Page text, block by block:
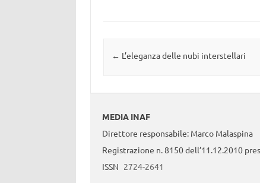
Navigazione articolo
← L’eleganza delle nubi interstellari
MEDIA INAF
Direttore responsabile: Marco Malaspina
Registrazione n. 8150 dell’11.12.2010
ISSN 2724-2641